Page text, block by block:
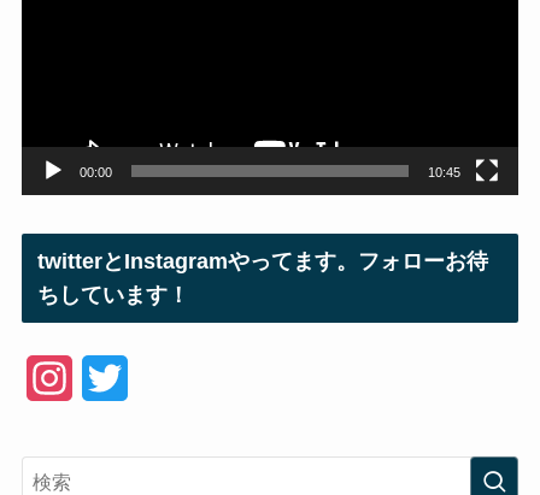
00:00 10:45
twitterとInstagramやってます。フォローお待
ちしています！